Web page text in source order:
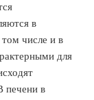
в
том числе и в
для
печени в